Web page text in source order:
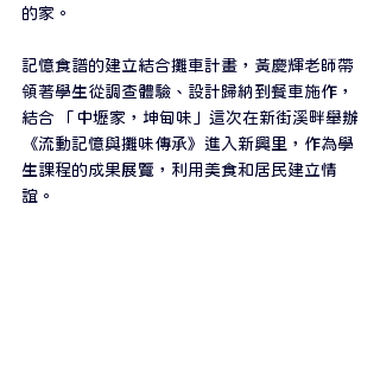
的家。⁣
記憶食譜的建立結合攤車計畫，黃慶輝老師帶
領著學生從調查體驗、設計歸納到餐車施作，
結合 「中壢家，坤甸味」這次在新街溪畔舉辦
《流動記憶與攤味傳承》進入新興里，作為學
生課程的成果展覽，利用美食和居民建立情
誼。⁣